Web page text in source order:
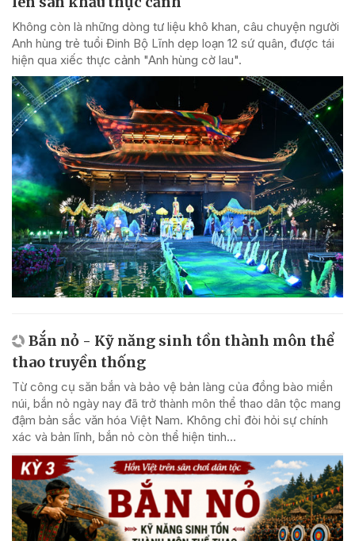
Không còn là những dòng tư liệu khô khan, câu chuyện người
Anh hùng trẻ tuổi Đinh Bộ Lĩnh dẹp loạn 12 sứ quân, được tái
hiện qua xiếc thực cảnh "Anh hùng cờ lau".
Bắn nỏ - Kỹ năng sinh tồn thành môn thể
thao truyền thống
Từ công cụ săn bắn và bảo vệ bản làng của đồng bào miền
núi, bắn nỏ ngày nay đã trở thành môn thể thao dân tộc mang
đậm bản sắc văn hóa Việt Nam. Không chỉ đòi hỏi sự chính
xác và bản lĩnh, bắn nỏ còn thể hiện tinh...